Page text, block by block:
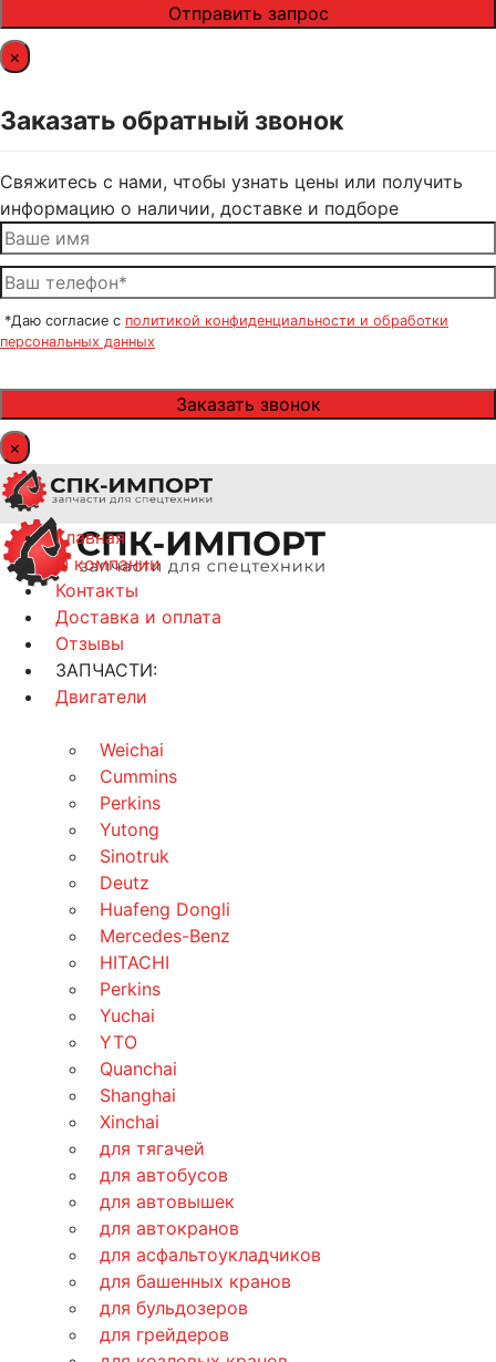
×
Заказать обратный звонок
Свяжитесь с нами, чтобы узнать цены или получить
информацию о наличии, доставке и подборе
*Даю согласие с политикой конфиденциальности и обработки
персональных данных
×
Главная
О компании
Контакты
Доставка и оплата
Отзывы
ЗАПЧАСТИ:
Двигатели
Weichai
Cummins
Perkins
Yutong
Sinotruk
Deutz
Huafeng Dongli
Mercedes-Benz
HITACHI
Perkins
Yuchai
YTO
Quanchai
Shanghai
Xinchai
для тягачей
для автобусов
для автовышек
для автокранов
для асфальтоукладчиков
для башенных кранов
для бульдозеров
для грейдеров